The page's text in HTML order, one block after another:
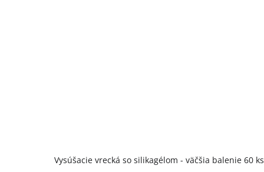
Vysúšacie vrecká so silikagélom - väčšia balenie 60 ks